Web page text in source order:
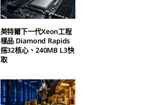
英特爾下一代Xeon工程
樣品 Diamond Rapids
搭32核心、240MB L3快
取